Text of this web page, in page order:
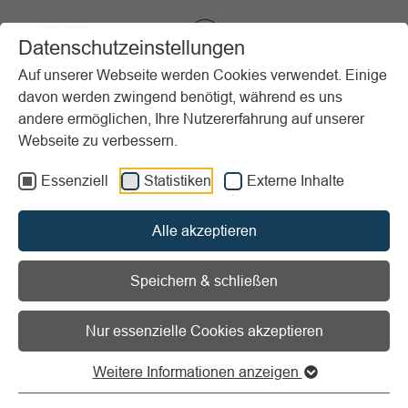
Datenschutzeinstellungen
Auf unserer Webseite werden Cookies verwendet. Einige
davon werden zwingend benötigt, während es uns
andere ermöglichen, Ihre Nutzererfahrung auf unserer
Webseite zu verbessern.
Essenziell Statistiken Externe Inhalte
Alle akzeptieren
Speichern & schließen
Nur essenzielle Cookies akzeptieren
Weitere Informationen anzeigen
Der „Widerrufsbutton“ im neuen § 356a BGB
Der „Widerrufsbutton“ im
neuen § 356a BGB
10.06.2026
Handlungsbedarf für Sportvereine?!
Mit der Gesetzesänderung zum 19. Juni 2026
kommt eine neue Pflicht auf viele Sportvereine zu: